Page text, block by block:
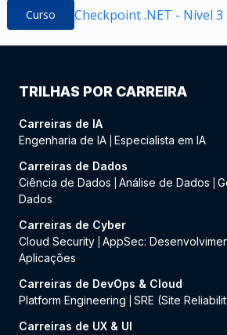
Curso Checkpoint .NET - Nível 3
TRILHAS POR CARREIRA
Carreiras de IA
Engenharia de IA Especialista em IA
Carreiras de Dados
Ciência de Dados
Análise de Dados
Dados
Carreiras de Cyber
Cloud Security AppSec:
Aplicações
Carreiras de DevOps & Cloud
Platform Engineering
SRE (Site
Carreiras de UX & UI